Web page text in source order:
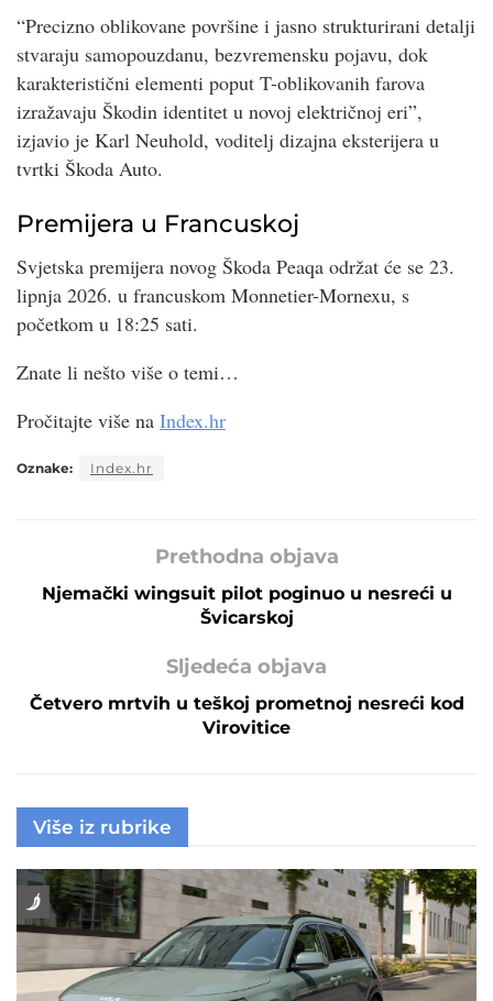
“Precizno oblikovane površine i jasno strukturirani detalji
stvaraju samopouzdanu, bezvremensku pojavu, dok
karakteristični elementi poput T-oblikovanih farova
izražavaju Škodin identitet u novoj električnoj eri”,
izjavio je Karl Neuhold, voditelj dizajna eksterijera u
tvrtki Škoda Auto.
Premijera u Francuskoj
Svjetska premijera novog Škoda Peaqa održat će se 23.
lipnja 2026. u francuskom Monnetier-Mornexu, s
početkom u 18:25 sati.
Znate li nešto više o temi…
Pročitajte više na Index.hr
Oznake: Index.hr
Prethodna objava
Njemački wingsuit pilot poginuo u nesreći u
Švicarskoj
Sljedeća objava
Četvero mrtvih u teškoj prometnoj nesreći kod
Virovitice
Više iz rubrike